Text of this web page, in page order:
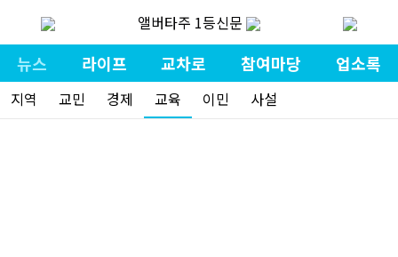
앨버타주 1등신문
뉴스 라이프 교차로 참여마당 업소록
지역 교민 경제 교육 이민 사설